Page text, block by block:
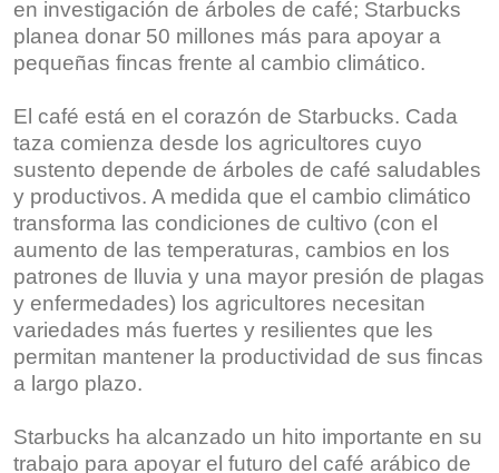
en investigación de árboles de café; Starbucks
planea donar 50 millones más para apoyar a
pequeñas fincas frente al cambio climático.
El café está en el corazón de Starbucks. Cada
taza comienza desde los agricultores cuyo
sustento depende de árboles de café saludables
y productivos. A medida que el cambio climático
transforma las condiciones de cultivo (con el
aumento de las temperaturas, cambios en los
patrones de lluvia y una mayor presión de plagas
y enfermedades) los agricultores necesitan
variedades más fuertes y resilientes que les
permitan mantener la productividad de sus fincas
a largo plazo.
Starbucks ha alcanzado un hito importante en su
trabajo para apoyar el futuro del café arábico de